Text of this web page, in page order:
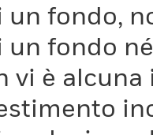
un fondo,
un fondo
vi è